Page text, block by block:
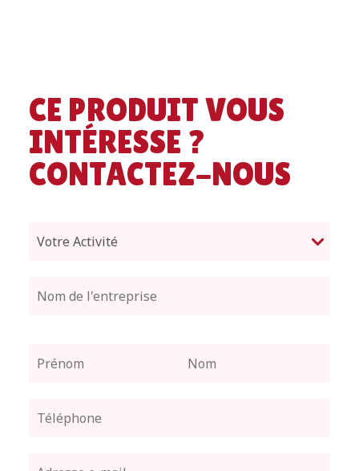
CE PRODUIT VOUS
INTÉRESSE ?
CONTACTEZ-NOUS